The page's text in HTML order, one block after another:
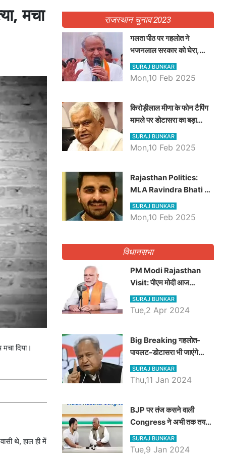
मचा
दिया।
थे, हाल ही में
राजस्थान चुनाव 2023
गलता पीठ पर गहलोत ने
भजनलाल सरकार को घेरा,
Video में देखें अब तक बड़ी
खबरें
SURAJ BUNKAR
Mon,10 Feb 2025
किरोड़ीलाल मीणा के फोन टैपिंग
मामले पर डोटासरा का बड़ा
आरोप, वीडियो में देखें AZ बड़ी
खबरें
SURAJ BUNKAR
Mon,10 Feb 2025
Rajasthan Politics:
MLA Ravindra Bhati ने
प्रदेश की शिक्षा व्यवस्था पर
उठाए सवाल, Madan
SURAJ BUNKAR
Mon,10 Feb 2025
विधानसभा
PM Modi Rajasthan
Visit: पीएम मोदी आज
राजस्थान में कोटपूतली में करेंगे
विशाल रैली, एक सभा से 8 सीटों
SURAJ BUNKAR
Tue,2 Apr 2024
Big Breaking गहलोत-
पायलट-डोटासरा भी जाएंगे
अयोध्या, करेंगे रामलला के दर्शन
SURAJ BUNKAR
Thu,11 Jan 2024
BJP पर तंज कसने वाली
Congress ने अभी तक तय
नहीं किया नेता प्रतिपक्ष, जानें
कौन होगा दावेदार
SURAJ BUNKAR
Tue,9 Jan 2024